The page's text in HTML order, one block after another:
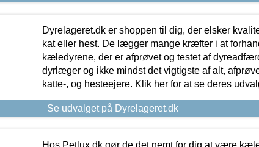
Dyrelageret.dk er shoppen til dig, der elsker
kat eller hest. De lægger mange kræfter i at
kæledyrene, der er afprøvet og testet af
dyrlæger og ikke mindst det vigtigste af alt,
katte-, og hesteejere. Klik her for at se deres
Se udvalget på Dyrelageret.dk
Hos Petlux.dk gør de det nemt for dig at være